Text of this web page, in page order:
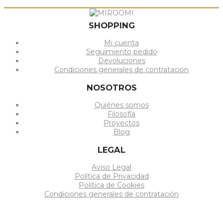
SHOPPING
Mi cuenta
Seguimiento pedido
Devoluciones
Condiciones generales de contratación
NOSOTROS
Quiénes somos
Filosofía
Proyectos
Blog
LEGAL
Aviso Legal
Política de Privacidad
Política de Cookies
Condiciones generales de contratación